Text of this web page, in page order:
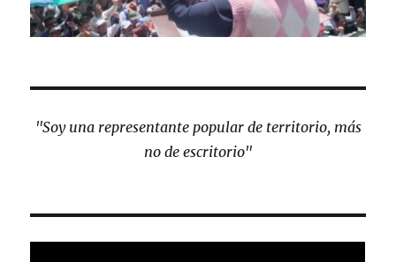
"Soy una representante popular de territorio, más
no de escritorio"